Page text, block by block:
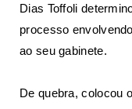
Dias Toffoli
processo
ao seu gabinete.
De quebra, colocou